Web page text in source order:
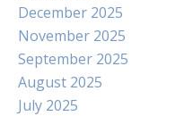
December 2025
November 2025
September 2025
August 2025
July 2025